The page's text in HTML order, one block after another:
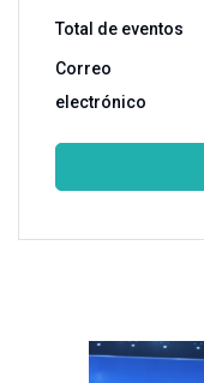
Total de eventos
Correo
electrónico